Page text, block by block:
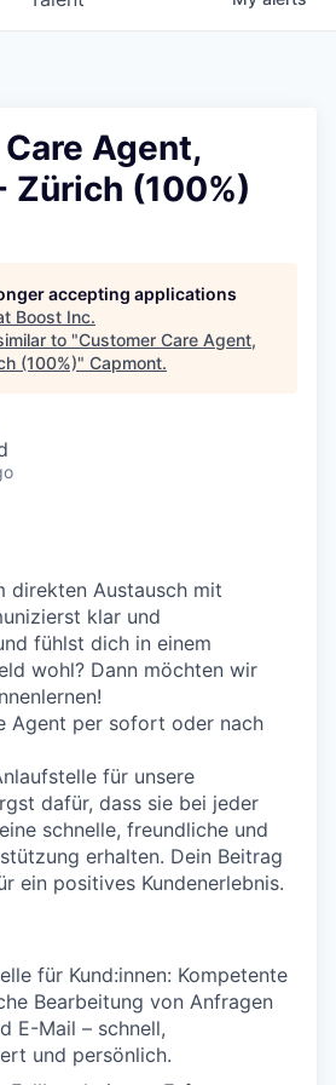
Agent,
Zürich (100%)
accepting applications
Boost Inc.
to "Customer Care Agent,
(100%)" Capmont.
direkten Austausch mit
klar und
fühlst dich in einem
wohl? Dann möchten wir
Agent per sofort oder nach
für unsere
dafür, dass sie bei jeder
schnelle, freundliche und
erhalten. Dein Beitrag
ein positives Kundenerlebnis.
für Kund:innen: Kompetente
Bearbeitung von Anfragen
E-Mail – schnell,
und persönlich.